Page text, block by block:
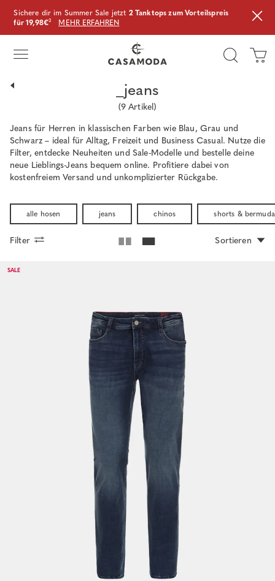
Sichere dir im Summer Sale jetzt 2 Tanktops zum Vorteilspreis
für 19,98€² MEHR ERFAHREN
_jeans
(9Artikel)
Jeans für Herren in klassischen Farben wie Blau, Grau und
Schwarz – ideal für Alltag, Freizeit und Business Casual. Nutze die
Filter, entdecke Neuheiten und Sale-Modelle und bestelle deine
neue Lieblings-Jeans bequem online. Profitiere dabei von
kostenfreiem Versand und unkomplizierter Rückgabe.
alle hosen jeans chinos shorts &
Filter Sortieren
SALE